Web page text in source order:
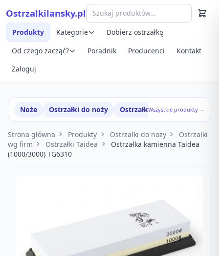
Ostrzalkilansky.pl
Produkty Kategorie
Dobierz ostrzałkę
Od czego zacząć?
Poradnik Producenci
Kontakt
Zaloguj
Noże Ostrzałki do noży Ostrzałki w zestawach
Wszystkie produkty →
Strona główna Produkty Ostrzałki do noży
Ostrzałki
wg firm
Ostrzałki Taidea
Ostrzałka kamienna Taidea
(1000/3000) TG6310
Szybki podgląd produktu